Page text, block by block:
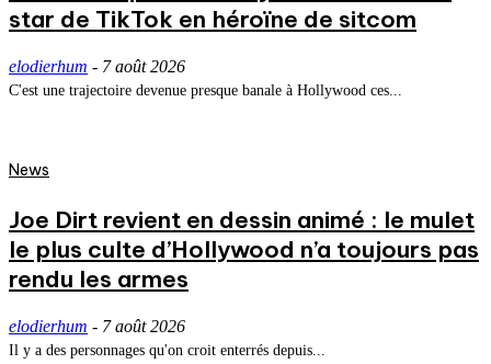
star de TikTok en héroïne de sitcom
elodierhum - 7 août 2026
C'est une trajectoire devenue presque banale à Hollywood ces...
News
Joe Dirt revient en dessin animé : le mulet
le plus culte d’Hollywood n’a toujours pas
rendu les armes
elodierhum - 7 août 2026
Il y a des personnages qu'on croit enterrés depuis...